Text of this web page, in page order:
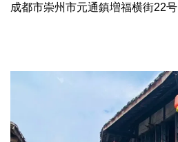
成都市崇州市元通鎮増福横街22号